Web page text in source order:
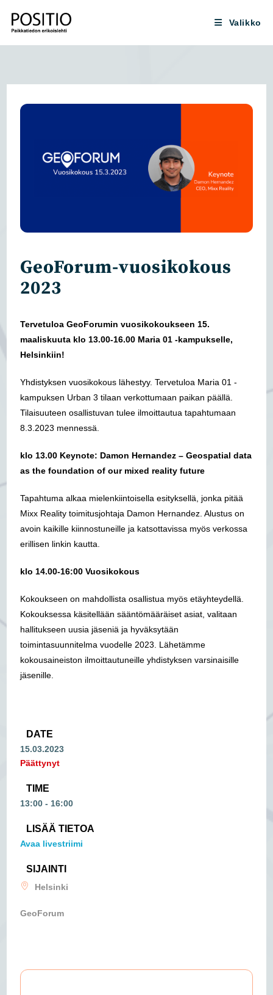
suoraan
sisältöön
Valikko
GeoForum-vuosikokous
2023
Tervetuloa GeoForumin vuosikokoukseen 15.
maaliskuuta klo 13.00-16.00 Maria 01 -kampukselle,
Helsinkiin!
Yhdistyksen vuosikokous lähestyy. Tervetuloa Maria 01 -
kampuksen Urban 3 tilaan verkottumaan paikan päällä.
Tilaisuuteen osallistuvan tulee ilmoittautua tapahtumaan
8.3.2023 mennessä.
klo 13.00 Keynote: Damon Hernandez – Geospatial data
as the foundation of our mixed reality future
Tapahtuma alkaa mielenkiintoisella esityksellä, jonka pitää
Mixx Reality toimitusjohtaja Damon Hernandez. Alustus on
avoin kaikille kiinnostuneille ja katsottavissa myös verkossa
erillisen linkin kautta.
klo 14.00-16:00 Vuosikokous
Kokoukseen on mahdollista osallistua myös etäyhteydellä.
Kokouksessa käsitellään sääntömääräiset asiat, valitaan
hallitukseen uusia jäseniä ja hyväksytään
toimintasuunnitelma vuodelle 2023. Lähetämme
kokousaineiston ilmoittautuneille yhdistyksen varsinaisille
jäsenille.
DATE
15.03.2023
Päättynyt
TIME
13:00 - 16:00
LISÄÄ TIETOA
Avaa livestriimi
SIJAINTI
Helsinki
GeoForum